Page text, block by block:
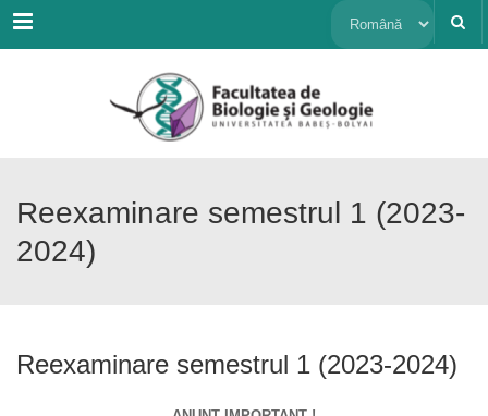
Menu Alege
limbă
Reexaminare semestrul 1 (2023-
2024)
Reexaminare semestrul 1 (2023-2024)